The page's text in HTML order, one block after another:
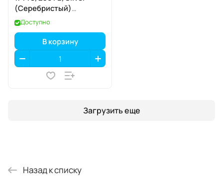
(Серебристый)
SIM+eSIM
Доступно
В корзину
Загрузить еще
Назад к списку